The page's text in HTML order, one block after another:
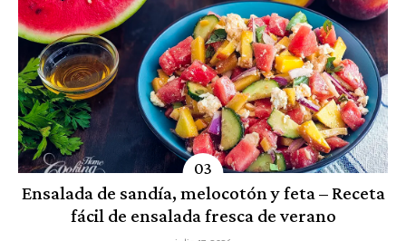
Ensalada de sandía, melocotón y feta – Receta
fácil de ensalada fresca de verano